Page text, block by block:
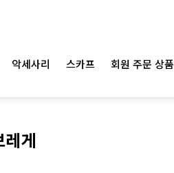
악세사리 스카프 회원 주문 상품
게